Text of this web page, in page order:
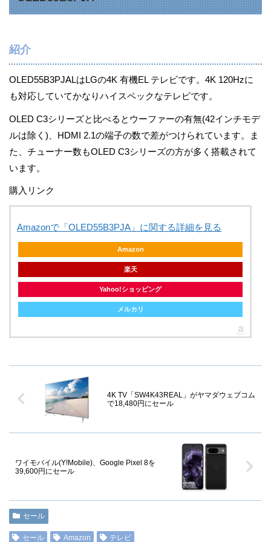
紹介
OLED55B3PJALはLGの4K 有機EL テレビです。4K 120Hzに
も対応していてかなりハイスペックなテレビです。
OLED C3シリーズと比べるとウーファーの有無(42インチモデ
ルは除く)、HDMI 2.1の端子の数で差がつけられています。ま
た、チューナー数もOLED C3シリーズの方が多く搭載されて
います。
購入リンク
Amazonで「OLED55B3PJA」に関する詳細を見る
Amazon
楽天
Yahoo!ショッピング
メルカリ
4K TV「SW4K43REAL」がヤマダウェブコム
で18,480円にセール
ワイモバイル(Y!Mobile)、Google Pixel 8を
39,600円にセール
セール
セール Amazon テレビ